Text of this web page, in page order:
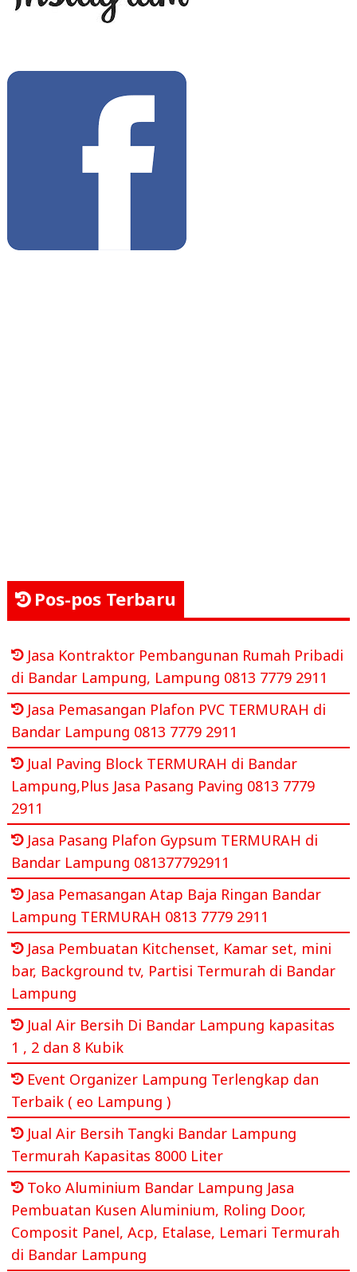
Pos-pos Terbaru
Jasa Kontraktor Pembangunan Rumah Pribadi
di Bandar Lampung, Lampung 0813 7779 2911
Jasa Pemasangan Plafon PVC TERMURAH di
Bandar Lampung 0813 7779 2911
Jual Paving Block TERMURAH di Bandar
Lampung,Plus Jasa Pasang Paving 0813 7779
2911
Jasa Pasang Plafon Gypsum TERMURAH di
Bandar Lampung 081377792911
Jasa Pemasangan Atap Baja Ringan Bandar
Lampung TERMURAH 0813 7779 2911
Jasa Pembuatan Kitchenset, Kamar set, mini
bar, Background tv, Partisi Termurah di Bandar
Lampung
Jual Air Bersih Di Bandar Lampung kapasitas
1 , 2 dan 8 Kubik
Event Organizer Lampung Terlengkap dan
Terbaik ( eo Lampung )
Jual Air Bersih Tangki Bandar Lampung
Termurah Kapasitas 8000 Liter
Toko Aluminium Bandar Lampung Jasa
Pembuatan Kusen Aluminium, Roling Door,
Composit Panel, Acp, Etalase, Lemari Termurah
di Bandar Lampung